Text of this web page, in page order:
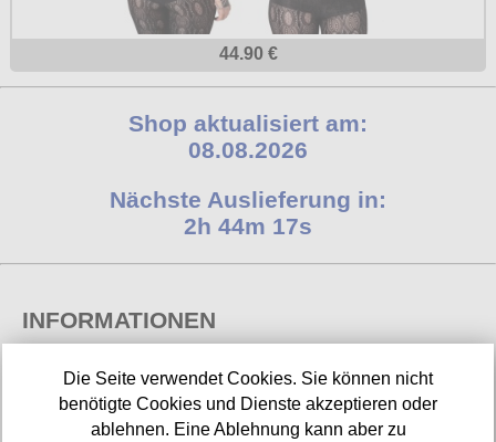
44.90 €
Shop aktualisiert am:
08.08.2026
Nächste Auslieferung in:
2h 44m 17s
INFORMATIONEN
Widerrufsbelehrung
Impressum/Kontakt
Die Seite verwendet Cookies. Sie können nicht
benötigte Cookies und Dienste akzeptieren oder
ablehnen. Eine Ablehnung kann aber zu